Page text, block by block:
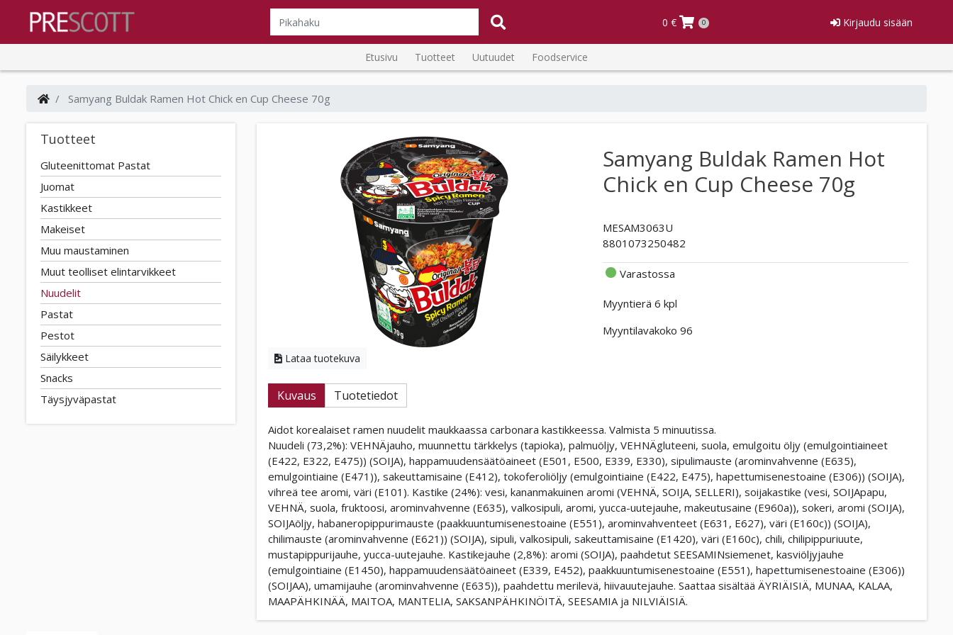
0 € 0 Kirjaudu sisään
Etusivu Tuotteet Uutuudet Foodservice
Samyang Buldak Ramen Hot Chick en Cup Cheese 70g
Tuotteet
Gluteenittomat Pastat
Juomat
Kastikkeet
Makeiset
Muu maustaminen
Muut teolliset elintarvikkeet
Nuudelit
Pastat
Pestot
Säilykkeet
Snacks
Täysjyväpastat
Lataa tuotekuva
Samyang Buldak Ramen Hot
Chick en Cup Cheese 70g
MESAM3063U
8801073250482
Varastossa
Myyntierä 6 kpl
Myyntilavakoko 96
Kuvaus Tuotetiedot
Aidot korealaiset ramen nuudelit maukkaassa carbonara kastikkeessa. Valmista 5 minuutissa.
Nuudeli (73,2%): VEHNÄjauho, muunnettu tärkkelys (tapioka), palmuöljy, VEHNÄgluteeni, suola, emulgoitu öljy (emulgointiaineet
(E422, E322, E475)) (SOIJA), happamuudensäätöaineet (E501, E500, E339, E330), sipulimauste (arominvahvenne (E635),
emulgointiaine (E471)), sakeuttamisaine (E412), tokoferoliöljy (emulgointiaine (E422, E475), hapettumisenestoaine (E306)) (SOIJA),
vihreä tee aromi, väri (E101). Kastike (24%): vesi, kananmakuinen aromi (VEHNÄ, SOIJA, SELLERI), soijakastike (vesi, SOIJApapu,
VEHNÄ, suola, fruktoosi, arominvahvenne (E635), valkosipuli, aromi, yucca-uutejauhe, makeutusaine (E960a)), sokeri, aromi (SOIJA),
SOIJAöljy, habaneropippurimauste (paakkuuntumisenestoaine (E551), arominvahventeet (E631, E627), väri (E160c)) (SOIJA),
chilimauste (arominvahvenne (E621)) (SOIJA), sipuli, valkosipuli, sakeuttamisaine (E1420), väri (E160c), chili, chilipippuriuute,
mustapippurijauhe, yucca-uutejauhe. Kastikejauhe (2,8%): aromi (SOIJA), paahdetut SEESAMINsiemenet, kasviöljyjauhe
(emulgointiaine (E1450), happamuudensäätöaineet (E339, E452), paakkuuntumisenestoaine (E551), hapettumisenestoaine (E306))
(SOIJAA), umamijauhe (arominvahvenne (E635)), paahdettu merilevä, hiivauutejauhe. Saattaa sisältää ÄYRIÄISIÄ, MUNAA, KALAA,
MAAPÄHKINÄÄ, MAITOA, MANTELIA, SAKSANPÄHKINÖITÄ, SEESAMIA ja NILVIÄISIÄ.